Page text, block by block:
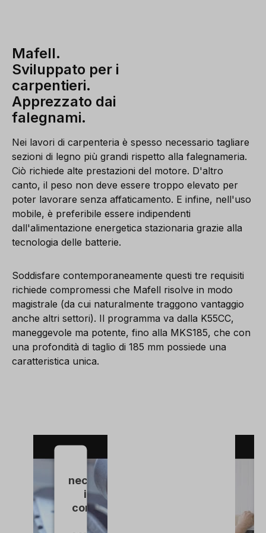
Mafell.
Sviluppato per i
carpentieri.
Apprezzato dai
falegnami.
Nei lavori di carpenteria è spesso necessario tagliare
sezioni di legno più grandi rispetto alla falegnameria.
Ciò richiede alte prestazioni del motore. D'altro
canto, il peso non deve essere troppo elevato per
poter lavorare senza affaticamento. E infine, nell'uso
mobile, è preferibile essere indipendenti
dall'alimentazione energetica stazionaria grazie alla
tecnologia delle batterie.
Soddisfare contemporaneamente questi tre requisiti
richiede compromessi che Mafell risolve in modo
magistrale (da cui naturalmente traggono vantaggio
anche altri settori). Il programma va dalla K55CC,
maneggevole ma potente, fino alla MKS185, che con
una profondità di taglio di 185 mm possiede una
caratteristica unica.
È
necessario
il suo
consenso
per